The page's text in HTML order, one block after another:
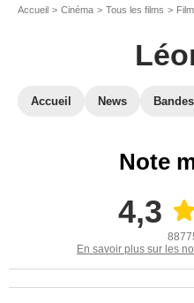
Accueil Cinéma Tous les films
Accueil News
Note
4,3
En savoir plus sur les